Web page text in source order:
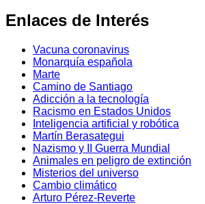
Enlaces de Interés
Vacuna coronavirus
Monarquía española
Marte
Camino de Santiago
Adicción a la tecnología
Racismo en Estados Unidos
Inteligencia artificial y robótica
Martín Berasategui
Nazismo y II Guerra Mundial
Animales en peligro de extinción
Misterios del universo
Cambio climático
Arturo Pérez-Reverte